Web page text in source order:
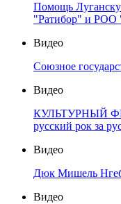
Помощь
"Ратибор" и РОО
Видео
Союзное
Видео
КУЛЬТУРНЫЙ
русский рок за
Видео
Дюк Мишель
Видео